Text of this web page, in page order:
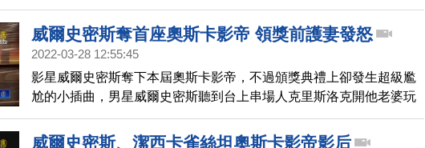
影《在車上》奪得，這是繼《送行者》後，日本電影睽違13年再度獲
得此獎項。
威爾史密斯奪首座奧斯卡影帝 領獎前護妻發怒
2022-03-28 12:55:45
影星威爾史密斯奪下本屆奧斯卡影帝，不過頒獎典禮上卻發生超級尷
尬的小插曲，男星威爾史密斯聽到台上串場人克里斯洛克開他老婆玩
笑，當場大罵粗話，氣得上台掌摑克里斯洛克，轉播單位一度中斷轉
播。克里斯洛克當時在台上用電影「魔鬼女大兵」當中，美國女兵剃
威爾史密斯、潔西卡雀絲坦奧斯卡影帝影后